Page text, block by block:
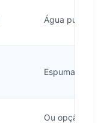
Água pura
Espuma
Ou opção de